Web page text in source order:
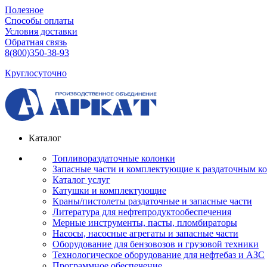
Полезное
Способы оплаты
Условия доставки
Обратная связь
8(800)350-38-93
Круглосуточно
Каталог
Топливораздаточные колонки
Запасные части и комплектующие к раздаточным
Каталог услуг
Катушки и комплектующие
Краны/пистолеты раздаточные и запасные части
Литература для нефтепродуктообеспечения
Мерные инструменты, пасты, пломбираторы
Насосы, насосные агрегаты и запасные части
Оборудование для бензовозов и грузовой техники
Технологическое оборудование для нефтебаз и АЗС